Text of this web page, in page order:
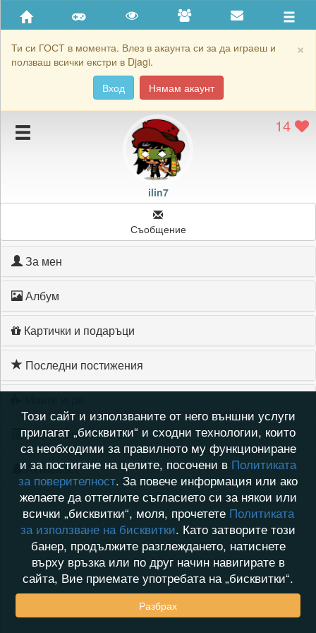
×
Ти си ГОСТ в момента. Влез в акаунта си за да играеш и
ползваш всички екстри в Djagi.
Вход
Нямам акаунт
Приятели
Хронология на игри
Подаръците на ilin7 14
ilin7
Съобщение
За мен
Албум
Картички и подаръци
Последни постижения
Хронология на игри
Активност
Този сайт и използваните от него външни услуги
прилагат „бисквитки“ и сходни технологии, които
са необходими за правилното му функциониране
и за постигане на целите, посочени в Политиката
за поверителност. За повече информация или ако
желаете да оттеглите съгласието си за някои или
всички „бисквитки“, моля, прочетете Политиката
за използване на бисквитки. Като затворите този
банер, продължите разглеждането, натиснете
върху връзка или по друг начин навигирате в
сайта, Вие приемате употребата на „бисквитки“.
Разбрах